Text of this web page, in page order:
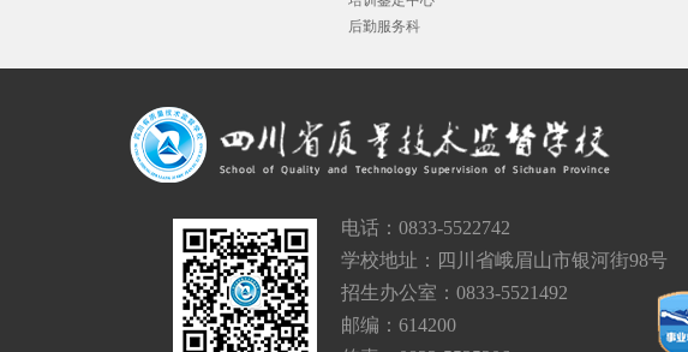
后勤服务科
电话：0833-5522742
学校地址：四川省峨眉山市银河街98号
招生办公室：0833-5521492
邮编：614200